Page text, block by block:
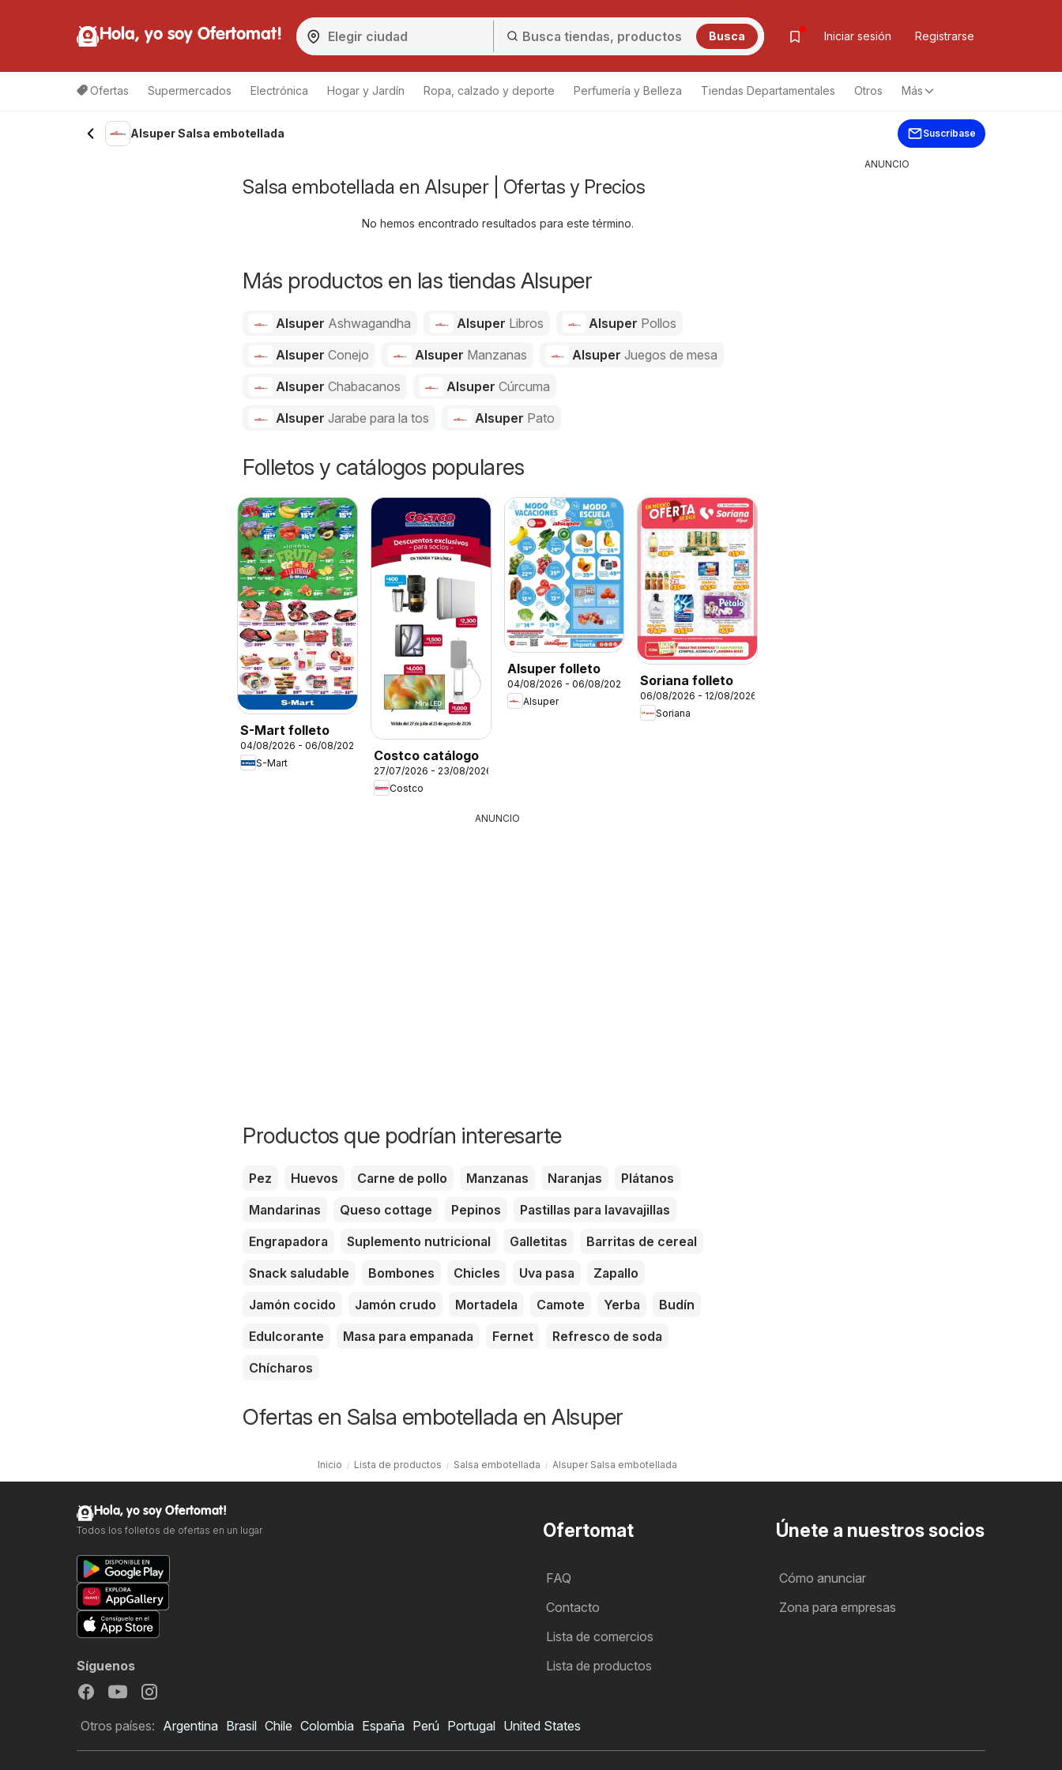
Hola, yo soy Ofertomat! Busca Iniciar sesión Registrarse
Ofertas Supermercados Electrónica Hogar y Jardín Ropa, calzado y deporte Perfumería y Belleza Tiendas Departamentales Otros Más
Alsuper Salsa embotellada Suscríbase
Salsa embotellada en Alsuper | Ofertas y Precios
No hemos encontrado resultados para este término.
Más productos en las tiendas Alsuper
Alsuper Ashwagandha Alsuper Libros Alsuper Pollos
Alsuper Conejo Alsuper Manzanas AlsuperJuegos de mesa
Alsuper Chabacanos Alsuper Cúrcuma
Alsuper Jarabe para la tos Alsuper Pato
Folletos y catálogos populares
S-Mart folleto
04/08/2026 - 06/08/2026
S-Mart
Costco catálogo
27/07/2026 - 23/08/2026
Costco
Alsuper folleto
04/08/2026 - 06/08/2026
Alsuper
Soriana folleto
06/08/2026 - 12/08/2026
Soriana
ANUNCIO
Productos que podrían interesarte
Pez Huevos Carne de pollo Manzanas Naranjas
Plátanos
Mandarinas
Queso cottage Pepinos
Pastillas para lavavajillas
Engrapadora
Suplemento nutricional Galletitas
Barritas de cereal
Snack saludable
Bombones Chicles Uva pasa
Zapallo
Jamón cocido
Jamón crudo Mortadela Camote Yerba
Budín
Edulcorante
Masa para empanada Fernet
Refresco de soda
Chícharos
Ofertas en Salsa embotellada en Alsuper
Inicio Lista de productos Salsa embotellada Alsuper Salsa embotellada
ANUNCIO
Ofertomat
FAQ
Contacto
Lista de comercios
Lista de productos
Únete a nuestros socios
Cómo anunciar
Zona para empresas
Hola, yo soy Ofertomat!
Todos los folletos de ofertas en un lugar
Síguenos
Otros países: Argentina Brasil Chile Colombia España Perú Portugal United States